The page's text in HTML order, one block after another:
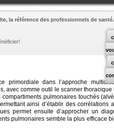
la référence des professionnels de santé.
primordiale dans l’approche
avec comme outil le scanner
compartiments pulmonaires touchés
ainsi d’établir des corrélations
permet ensuite d’approcher un
pulmonaires semble la plus efficace